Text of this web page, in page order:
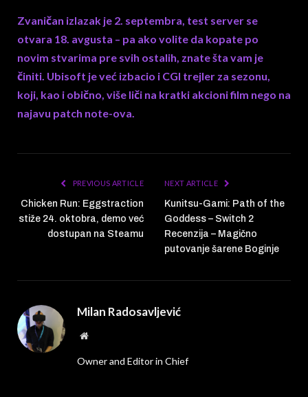
Zvaničan izlazak je 2. septembra, test server se
otvara 18. avgusta – pa ako volite da kopate po
novim stvarima pre svih ostalih, znate šta vam je
činiti. Ubisoft je već izbacio i CGI trejler za sezonu,
koji, kao i obično, više liči na kratki akcioni film nego na
najavu patch note-ova.
PREVIOUS ARTICLE
Chicken Run: Eggstraction
stiže 24. oktobra, demo već
dostupan na Steamu
NEXT ARTICLE
Kunitsu-Gami: Path of the
Goddess – Switch 2
Recenzija – Magično
putovanje šarene Boginje
Milan Radosavljević
Website
Owner and Editor in Chief